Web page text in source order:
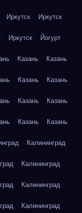
Иркутск Иркутск
Иркутск Йогурт
Казань Казань
Казань Казань
Казань Казань
Казань Казань
Калининград
Калининград
Калининград
Калининград